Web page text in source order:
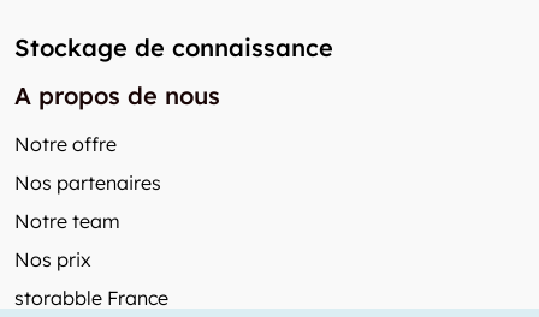
Stockage de connaissance
A propos de nous
Notre offre
Nos partenaires
Notre team
Nos prix
storabble France